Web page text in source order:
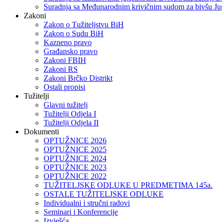
Suradnja sa Međunarodnim krivičnim sudom za bivšu
Zakoni
Zakon o Тužiteljstvu BiH
Zakon o Sudu BiH
Kazneno pravo
Građansko pravo
Zakoni FBIH
Zakoni RS
Zakoni Brčko Distrikt
Ostali propisi
Tužitelji
Glavni tužitelj
Tužitelji Odjela I
Tužitelji Odjela II
Dokumenti
OPTUŽNICE 2026
OPTUŽNICE 2025
OPTUŽNICE 2024
OPTUŽNICE 2023
OPTUŽNICE 2022
TUŽITELJSKE ODLUKE U PREDMETIMA 145a.
OSTALE TUŽITELJSKE ODLUKE
Individualni i stručni radovi
Seminari i Konferencije